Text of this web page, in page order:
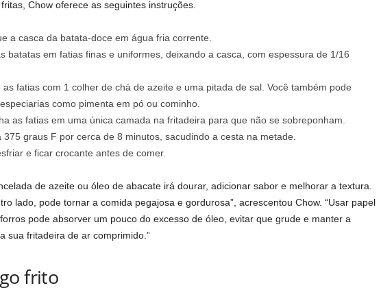
Chow oferece as seguintes instruções.
a casca da batata-doce em água fria corrente.
batatas em fatias finas e uniformes, deixando a casca, com espessura de 1/16
as fatias com 1 colher de chá de azeite e uma pitada de sal. Você também pode
como pimenta em pó ou cominho.
as fatias em uma única camada na fritadeira para que não se sobreponham.
375 graus F por cerca de 8 minutos, sacudindo a cesta na metade.
e ficar crocante antes de comer.
de azeite ou óleo de abacate irá dourar, adicionar sabor e melhorar a textura.
lado, pode tornar a comida pegajosa e gordurosa”, acrescentou Chow. “Usar papel
pode absorver um pouco do excesso de óleo, evitar que grude e manter a
sua fritadeira de ar comprimido.”
frito